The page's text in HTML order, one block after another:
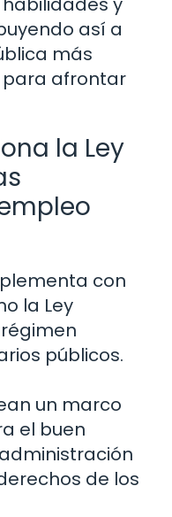
así a
más
afrontar
la Ley
con
la Ley
públicos.
un marco
el buen
de los